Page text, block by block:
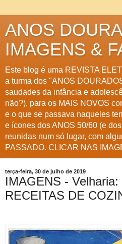
ANOS
IMAGENS &
Este blog é uma REVISTA
a turma dos "ANOS
saudades da infância e
não?), para os MAIS NOVOS
e o que se passava naqueles
e ícones dos ANOS 50/60 (e
reunidas num só lugar, com
PASSADO. CLICAR NAS
terça-feira, 30 de julho de 2019
IMAGENS -
RECEITAS DE